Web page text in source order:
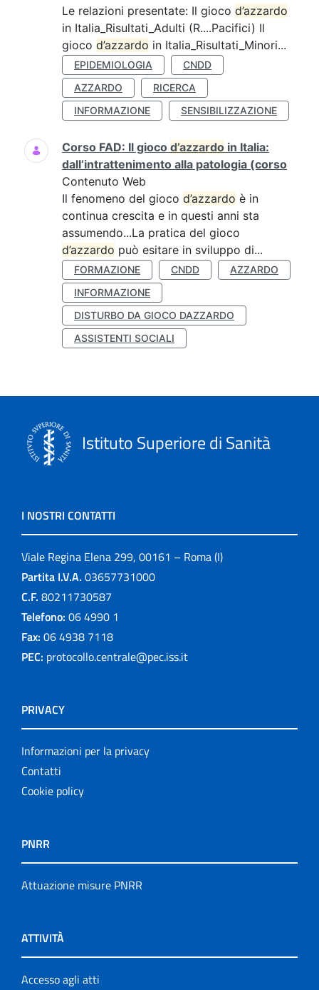
Le relazioni presentate: Il gioco d’azzardo
in Italia_Risultati_Adulti (R....Pacifici) Il
gioco d’azzardo in Italia_Risultati_Minori...
EPIDEMIOLOGIA
CNDD
AZZARDO
RICERCA
INFORMAZIONE
SENSIBILIZZAZIONE
Corso FAD: Il gioco d’azzardo in Italia:
dall’intrattenimento alla patologia (corso
Contenuto Web
Il fenomeno del gioco d’azzardo è in
continua crescita e in questi anni sta
assumendo...La pratica del gioco
d’azzardo può esitare in sviluppo di...
FORMAZIONE CNDD
AZZARDO
INFORMAZIONE
DISTURBO DA GIOCO DAZZARDO
ASSISTENTI SOCIALI
Istituto Superiore di Sanità
I NOSTRI CONTATTI
Viale Regina Elena 299, 00161 – Roma (I)
Partita I.V.A. 03657731000
C.F. 80211730587
Telefono: 06 4990 1
Fax: 06 4938 7118
PEC: protocollo.centrale@pec.iss.it
PRIVACY
Informazioni per la privacy
Contatti
Cookie policy
PNRR
Attuazione misure PNRR
ATTIVITÀ
Accesso agli atti